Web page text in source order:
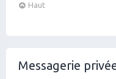
Haut
Messagerie